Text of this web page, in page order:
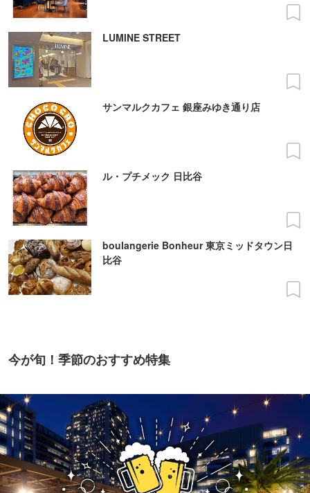
LUMINE STREET
サンマルクカフェ 銀座みゆき通り店
ル・プチメック 日比谷
boulangerie Bonheur 東京ミッドタウン日
比谷
今が旬！季節のおすすめ特集